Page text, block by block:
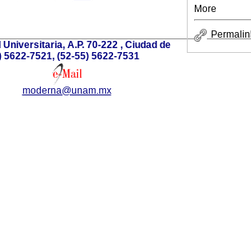
More
A.P. 70-222 , Ciudad de
7521, (52-55) 5622-7531
moderna@unam.mx